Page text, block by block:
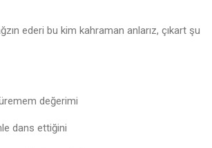
ederi bu kim kahraman anlarız, çıkart şu
değerimi
dans ettiğini